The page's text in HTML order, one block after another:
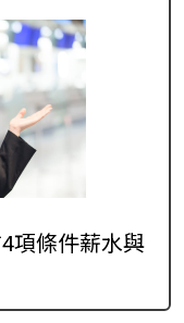
項條件薪水與